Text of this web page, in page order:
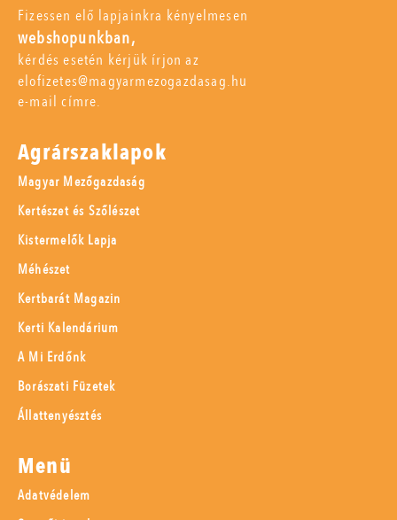
Fizessen elő lapjainkra kényelmesen
webshopunkban,
kérdés esetén kérjük írjon az
elofizetes@magyarmezogazdasag.hu
e-mail címre.
Agrárszaklapok
Magyar Mezőgazdaság
Kertészet és Szőlészet
Kistermelők Lapja
Méhészet
Kertbarát Magazin
Kerti Kalendárium
A Mi Erdőnk
Borászati Füzetek
Állattenyésztés
Menü
Adatvédelem